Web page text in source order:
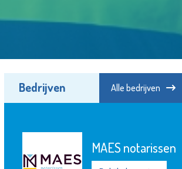
Bedrijven Alle bedrijven
Stedelijk
Gymnasium